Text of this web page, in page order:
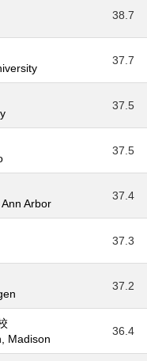
38.7
37.7
37.5
37.5
Arbor
37.4
37.3
37.2
Madison
36.4